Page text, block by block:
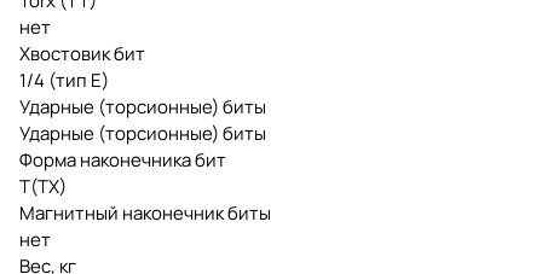
нет
Хвостовик бит
1/4 (тип Е)
Ударные (торсионные) биты
Ударные (торсионные) биты
Форма наконечника бит
T(TX)
Магнитный наконечник биты
нет
Вес, кг